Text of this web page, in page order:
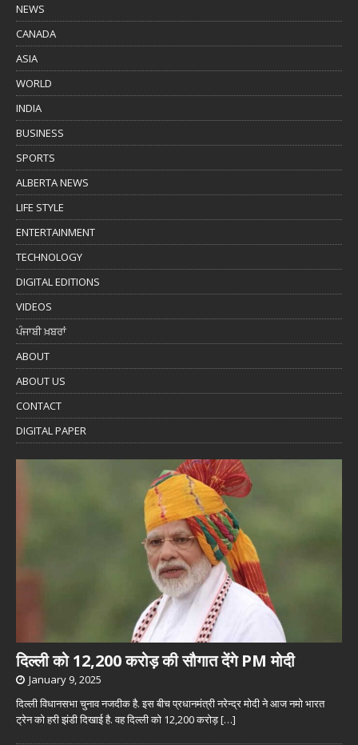
NEWS
CANADA
ASIA
WORLD
INDIA
BUSINESS
SPORTS
ALBERTA NEWS
LIFE STYLE
ENTERTAINMENT
TECHNOLOGY
DIGITAL EDITIONS
VIDEOS
ਪੰਜਾਬੀ ਖ਼ਬਰਾਂ
ABOUT
ABOUT US
CONTACT
DIGITAL PAPER
दिल्ली को 12,200 करोड़ की सौगात देंगे PM मोदी
January 9, 2025
दिल्ली विधानसभा चुनाव नजदीक है. इस बीच प्रधानमंत्री नरेन्द्र मोदी ने आज नमो भारत
ट्रेन को हरी झंडी दिखाई है. वह दिल्ली को 12,200 करोड़[…]